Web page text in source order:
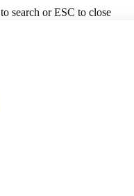
search or ESC to close